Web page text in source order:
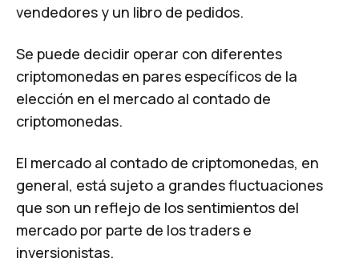
vendedores y un libro de pedidos.
Se puede decidir operar con diferentes
criptomonedas en pares específicos de la
elección en el mercado al contado de
criptomonedas.
El mercado al contado de criptomonedas, en
general, está sujeto a grandes fluctuaciones
que son un reflejo de los sentimientos del
mercado por parte de los traders e
inversionistas.